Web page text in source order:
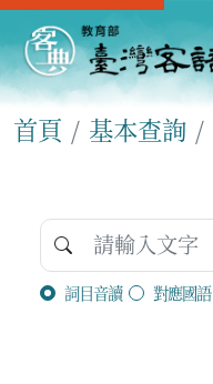
首頁 基本查詢
詞目音讀 對應國語